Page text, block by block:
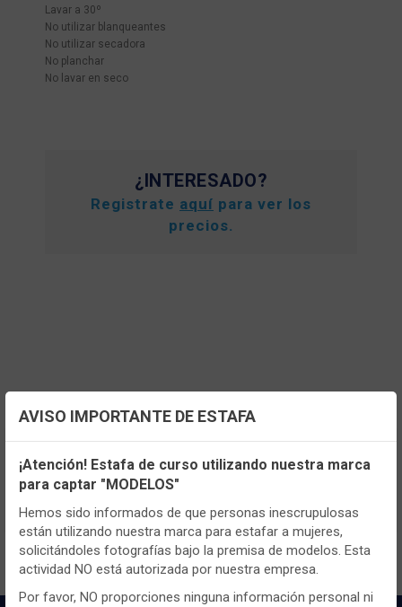
Lavar a 30º
No utilizar blanqueantes
No utilizar secadora
No planchar
No lavar en seco
¿INTERESADO?
Registrate aquí para ver los
precios.
TENEMOS MUCHOS MÁS !
Registrateaquípara poder ver todo el
contenido y los precios.
Configuración de cookies
Utilizamos cookies propias y de terceros, de sesión o
persistentes, para hacer funcionar de manera segura nuestra
página web y personalizar su contenido.
Igualmente, utilizamos cookies para medir y obtener datos de
la navegación que realizas y para ajustar el contenido a tus
gustos y preferencias.
AVISO IMPORTANTE DE ESTAFA
¡Atención! Estafa de curso utilizando nuestra marca
para captar "MODELOS"
Hemos sido informados de que personas inescrupulosas
están utilizando nuestra marca para estafar a mujeres,
solicitándoles fotografías bajo la premisa de modelos. Esta
actividad NO está autorizada por nuestra empresa.
Por favor, NO proporciones ninguna información personal ni